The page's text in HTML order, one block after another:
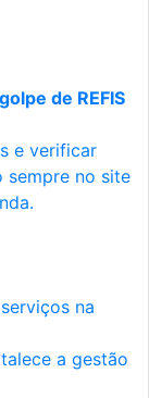
de REFIS
e verificar
sempre no site
na
a gestão